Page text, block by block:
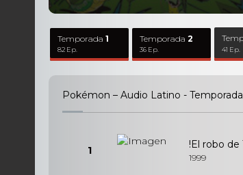
Temporada1
82 Ep.
Temporada2
36 Ep. 41 Ep.
Pokémon – Audio Latino - Temporada
1 !El robo de
1999